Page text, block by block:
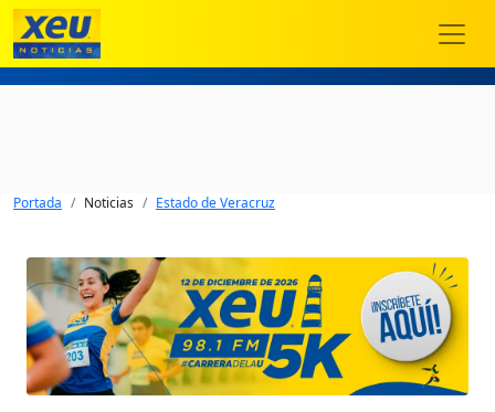
Portada Noticias Estado de Veracruz